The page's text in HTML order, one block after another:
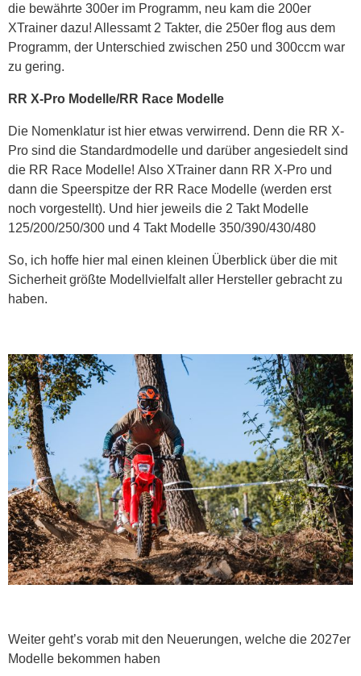
die bewährte 300er im Programm, neu kam die 200er
XTrainer dazu! Allessamt 2 Takter, die 250er flog aus dem
Programm, der Unterschied zwischen 250 und 300ccm war
zu gering.
RR X-Pro Modelle/RR Race Modelle
Die Nomenklatur ist hier etwas verwirrend. Denn die RR X-
Pro sind die Standardmodelle und darüber angesiedelt sind
die RR Race Modelle! Also XTrainer dann RR X-Pro und
dann die Speerspitze der RR Race Modelle (werden erst
noch vorgestellt). Und hier jeweils die 2 Takt Modelle
125/200/250/300 und 4 Takt Modelle 350/390/430/480
So, ich hoffe hier mal einen kleinen Überblick über die mit
Sicherheit größte Modellvielfalt aller Hersteller gebracht zu
haben.
Weiter geht’s vorab mit den Neuerungen, welche die 2027er
Modelle bekommen haben